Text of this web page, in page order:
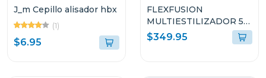
J_m Cepillo alisador hbx
(1)
$6.95
FLEXFUSION
MULTIESTILIZADOR 5-
EN-1 NINJA CON
ALISADORA DE AIRE
$349.95